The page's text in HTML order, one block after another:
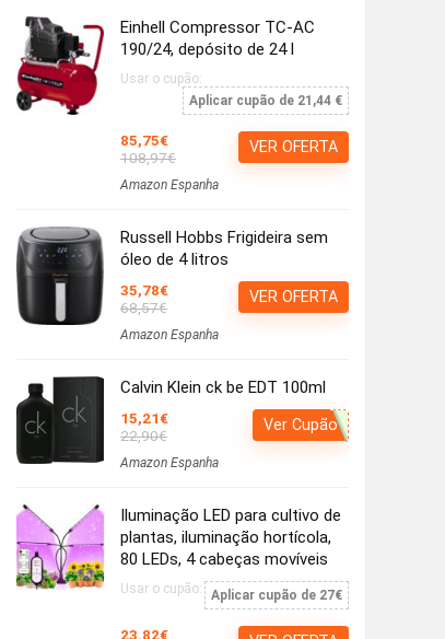
Einhell Compressor TC-AC
190/24, depósito de 24 l
Usar o cupão:
Aplicar cupão de 21,44 €
85,75€
108,97€
Amazon Espanha
VER OFERTA
Russell Hobbs Frigideira sem
óleo de 4 litros
35,78€
68,57€
Amazon Espanha
VER OFERTA
Calvin Klein ck be EDT 100ml
15,21€
22,90€
Amazon Espanha
Ver Cupão
Iluminação LED para cultivo de
plantas, iluminação hortícola,
80 LEDs, 4 cabeças movíveis
Usar o cupão: Aplicar cupão de 27€
23.82€